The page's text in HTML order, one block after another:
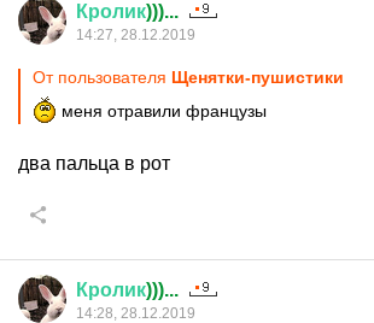
Кролик)))...
14:27, 28.12.2019
От пользователя Щенятки-пушистики
меня отравили французы
два пальца в рот
Кролик)))...
14:28, 28.12.2019